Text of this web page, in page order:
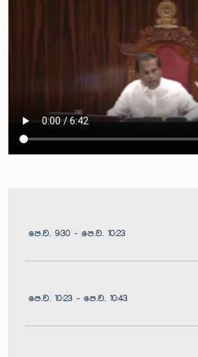
පෙ.ව. 9:30 - පෙ.ව. 10:23
පෙ.ව. 10:23 - පෙ.ව. 10:43